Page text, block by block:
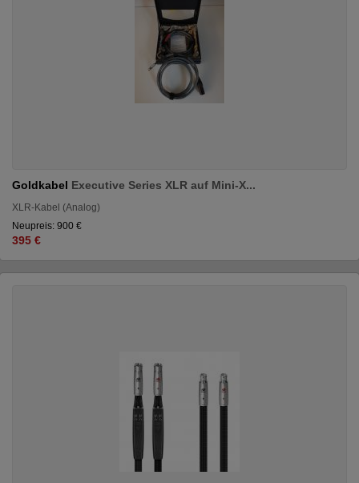
Goldkabel Executive Series XLR auf Mini-X...
XLR-Kabel (Analog)
Neupreis: 900 €
395 €